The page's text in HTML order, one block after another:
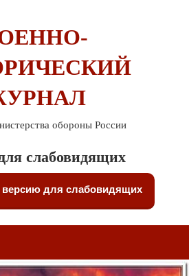
обороны России
слабовидящих
для слабовидящих